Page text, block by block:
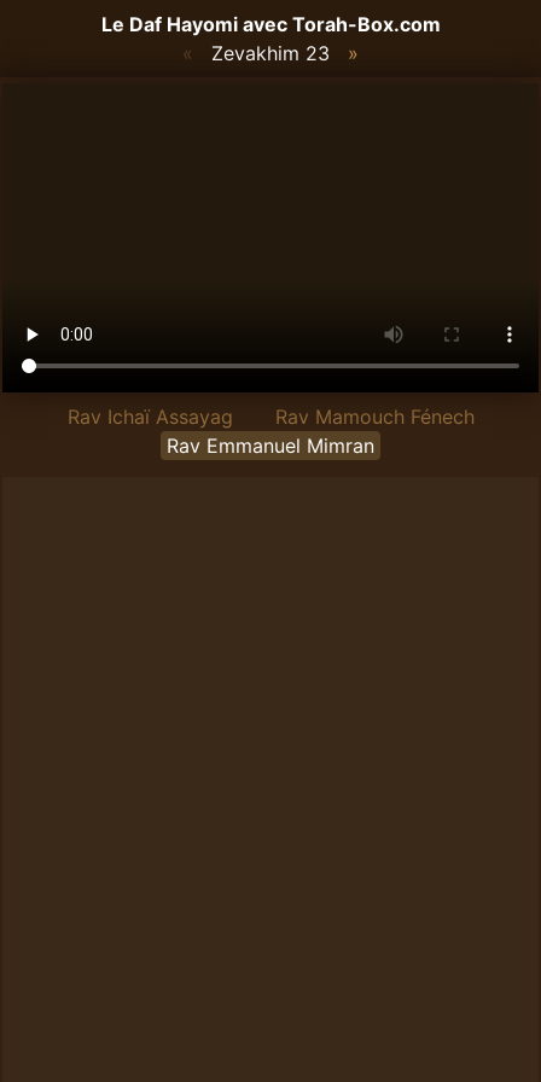
Le Daf Hayomi avec Torah-Box.com
« Zevakhim 23 »
Rav Ichaï Assayag
Rav Mamouch Fénech
Rav Emmanuel Mimran